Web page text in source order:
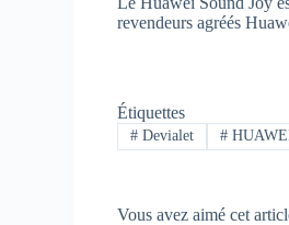
revendeurs agréés
Étiquettes
# Devialet #
Vous avez aimé cet